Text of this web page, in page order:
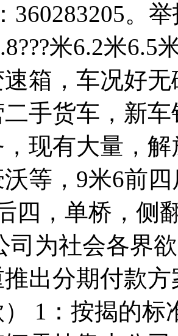
360283205。
米6.2米
箱，车况好
手货车，新
现有大量，
等，9米6前
四，单桥，侧
司为社会各界
出分期付款
1：按揭的标